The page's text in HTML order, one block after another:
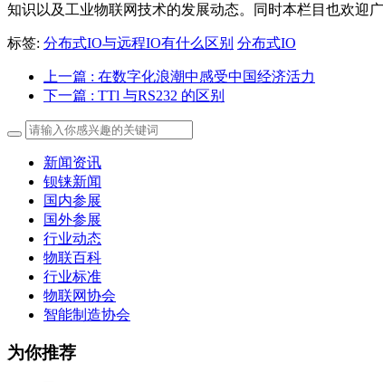
知识以及工业物联网技术的发展动态。同时本栏目也欢迎
标签: 分布式IO与远程IO有什么区别 分布式IO
上一篇 : 在数字化浪潮中感受中国经济活力
下一篇 : TTl 与RS232 的区别
新闻资讯
钡铼新闻
国内参展
国外参展
行业动态
物联百科
行业标准
物联网协会
智能制造协会
为你推荐